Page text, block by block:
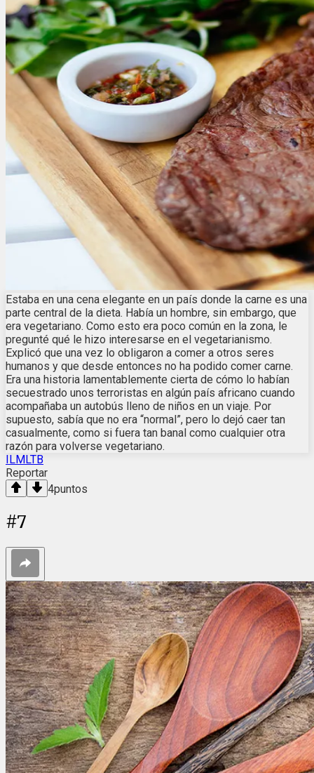
Estaba en una cena elegante en un país donde la carne es una
parte central de la dieta. Había un hombre, sin embargo, que
era vegetariano. Como esto era poco común en la zona, le
pregunté qué le hizo interesarse en el vegetarianismo.
Explicó que una vez lo obligaron a comer a otros seres
humanos y que desde entonces no ha podido comer carne.
Era una historia lamentablemente cierta de cómo lo habían
secuestrado unos terroristas en algún país africano cuando
acompañaba un autobús lleno de niños en un viaje. Por
supuesto, sabía que no era “normal”, pero lo dejó caer tan
casualmente, como si fuera tan banal como cualquier otra
razón para volverse vegetariano.
ILMLTB
Reportar
4puntos
#7